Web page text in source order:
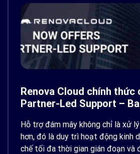
Renova Cloud chính thức
Partner-Led Support –
Hỗ trợ đám mây không chỉ là xử
hơn, đó là duy trì hoạt động kinh
chế tối đa thời gian gián đoạn và